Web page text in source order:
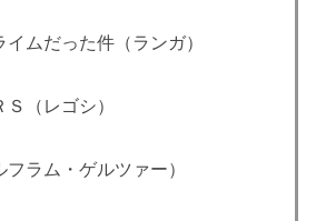
イムだった件（ランガ）
（レゴシ）
フラム・ゲルツァー）